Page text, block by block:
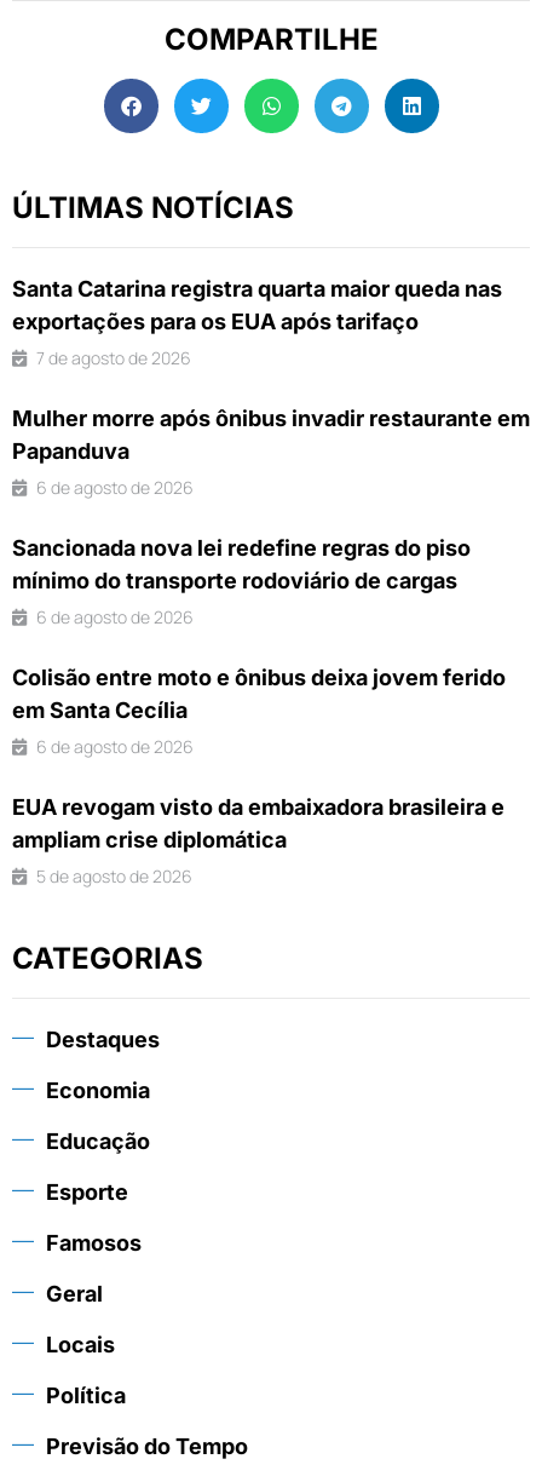
COMPARTILHE
ÚLTIMAS NOTÍCIAS
Santa Catarina registra quarta maior queda nas
exportações para os EUA após tarifaço
7 de agosto de 2026
Mulher morre após ônibus invadir restaurante em
Papanduva
6 de agosto de 2026
Sancionada nova lei redefine regras do piso
mínimo do transporte rodoviário de cargas
6 de agosto de 2026
Colisão entre moto e ônibus deixa jovem ferido
em Santa Cecília
6 de agosto de 2026
EUA revogam visto da embaixadora brasileira e
ampliam crise diplomática
5 de agosto de 2026
CATEGORIAS
Destaques
Economia
Educação
Esporte
Famosos
Geral
Locais
Política
Previsão do Tempo